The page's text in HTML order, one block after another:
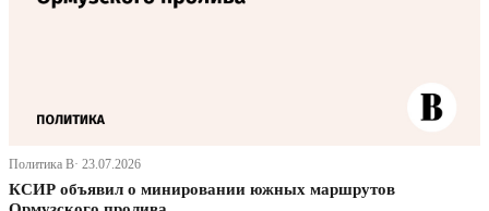
Политика В· 23.07.2026
КСИР объявил о минировании южных маршрутов